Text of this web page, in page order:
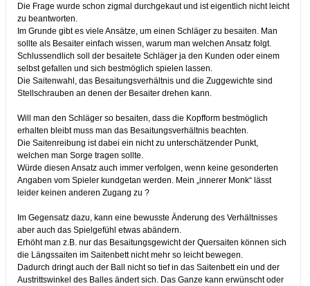
Die Frage wurde schon zigmal durchgekaut und ist eigentlich nicht leicht
zu beantworten.
Im Grunde gibt es viele Ansätze, um einen Schläger zu besaiten. Man
sollte als Besaiter einfach wissen, warum man welchen Ansatz folgt.
Schlussendlich soll der besaitete Schläger ja den Kunden oder einem
selbst gefallen und sich bestmöglich spielen lassen.
Die Saitenwahl, das Besaitungsverhältnis und die Zuggewichte sind
Stellschrauben an denen der Besaiter drehen kann.
Will man den Schläger so besaiten, dass die Kopfform bestmöglich
erhalten bleibt muss man das Besaitungsverhältnis beachten.
Die Saitenreibung ist dabei ein nicht zu unterschätzender Punkt,
welchen man Sorge tragen sollte.
Würde diesen Ansatz auch immer verfolgen, wenn keine gesonderten
Angaben vom Spieler kundgetan werden. Mein „innerer Monk“ lässt
leider keinen anderen Zugang zu ?
Im Gegensatz dazu, kann eine bewusste Änderung des Verhältnisses
aber auch das Spielgefühl etwas abändern.
Erhöht man z.B. nur das Besaitungsgewicht der Quersaiten können sich
die Längssaiten im Saitenbett nicht mehr so leicht bewegen.
Dadurch dringt auch der Ball nicht so tief in das Saitenbett ein und der
Austrittswinkel des Balles ändert sich. Das Ganze kann erwünscht oder